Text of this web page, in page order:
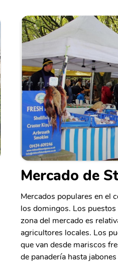
Mercado de
Mercados populares en el
los domingos. Los
zona del mercado es
agricultores locales. Los
que van desde mariscos
de panadería hasta